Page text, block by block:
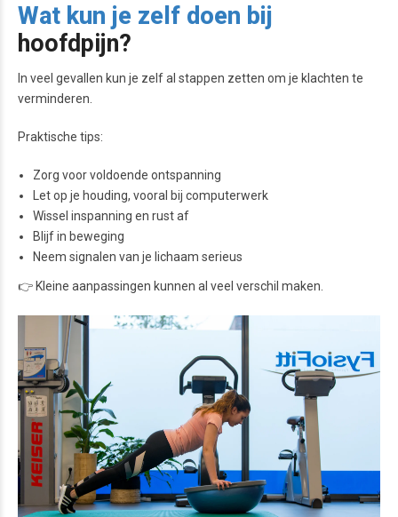
Wat kun je zelf doen bij
hoofdpijn?
In veel gevallen kun je zelf al stappen zetten om je klachten te
verminderen.
Praktische tips:
Zorg voor voldoende ontspanning
Let op je houding, vooral bij computerwerk
Wissel inspanning en rust af
Blijf in beweging
Neem signalen van je lichaam serieus
👉 Kleine aanpassingen kunnen al veel verschil maken.